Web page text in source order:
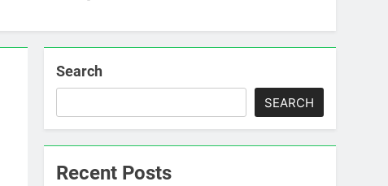
Search
SEARCH
Recent Posts